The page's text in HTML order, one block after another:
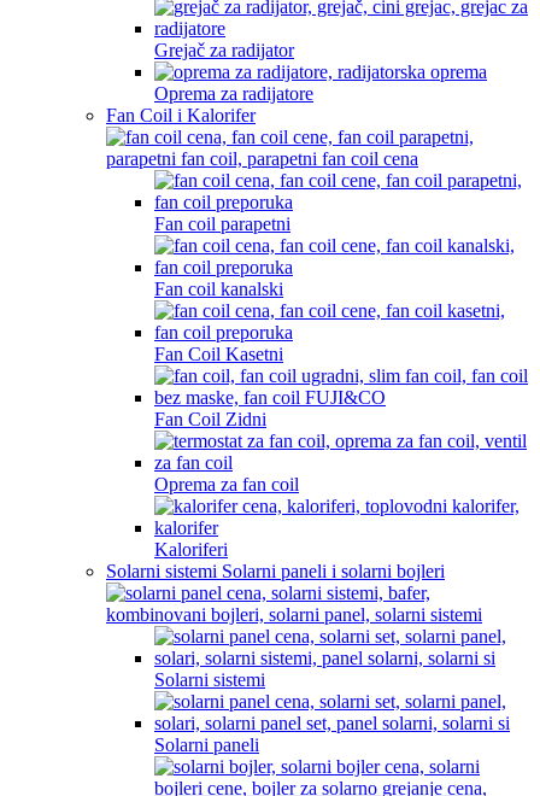
Grejač za radijator
Oprema za radijatore
Fan Coil i Kalorifer
Fan coil parapetni
Fan coil kanalski
Fan Coil Kasetni
Fan Coil Zidni
Oprema za fan coil
Kaloriferi
Solarni sistemi Solarni paneli i solarni bojleri
Solarni sistemi
Solarni paneli